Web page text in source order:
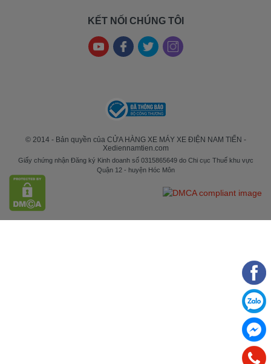
KẾT NỐI CHÚNG TÔI
© 2014 - Bản quyền của CỬA HÀNG XE MÁY XE ĐIỆN NAM TIẾN -
Xediennamtien.com
Giấy chứng nhận Đăng ký Kinh doanh số 0315865649 do Chi cục Thuế khu vực
Quận 12 - huyện Hóc Môn